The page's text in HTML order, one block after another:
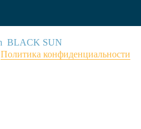
BLACK SUN
Политика конфиденциальности